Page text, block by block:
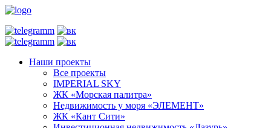
Наши проекты
Все проекты
IMPERIAL SKY
ЖК «Морская палитра»
Недвижимость у моря «ЭЛЕМЕНТ»
ЖК «Кант Сити»